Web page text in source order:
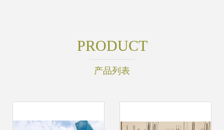
PRODUCT
产品列表